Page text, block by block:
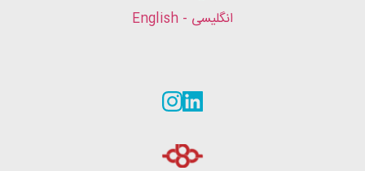
انگلیسی - English